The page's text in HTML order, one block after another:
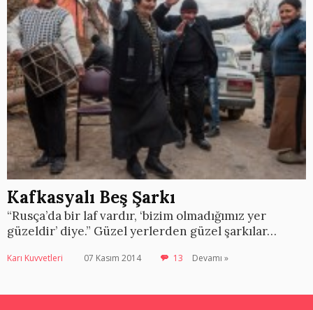
Kafkasyalı Beş Şarkı
“Rusça’da bir laf vardır, ‘bizim olmadığımız yer
güzeldir’ diye.” Güzel yerlerden güzel şarkılar…
Karı Kuvvetleri 07 Kasım 2014 13 Devamı »